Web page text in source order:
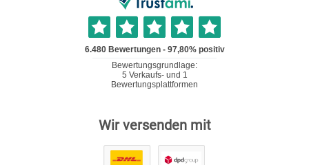
Wir versenden mit